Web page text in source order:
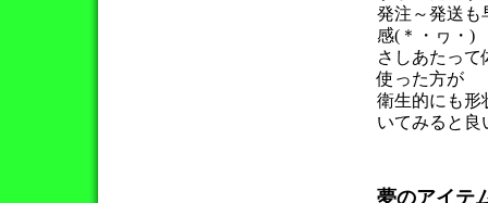
発注～発送も
感(＊・ヮ・)
さしあたっ
使った方が
衛生的にも形
いてみると良
夢のアイテ